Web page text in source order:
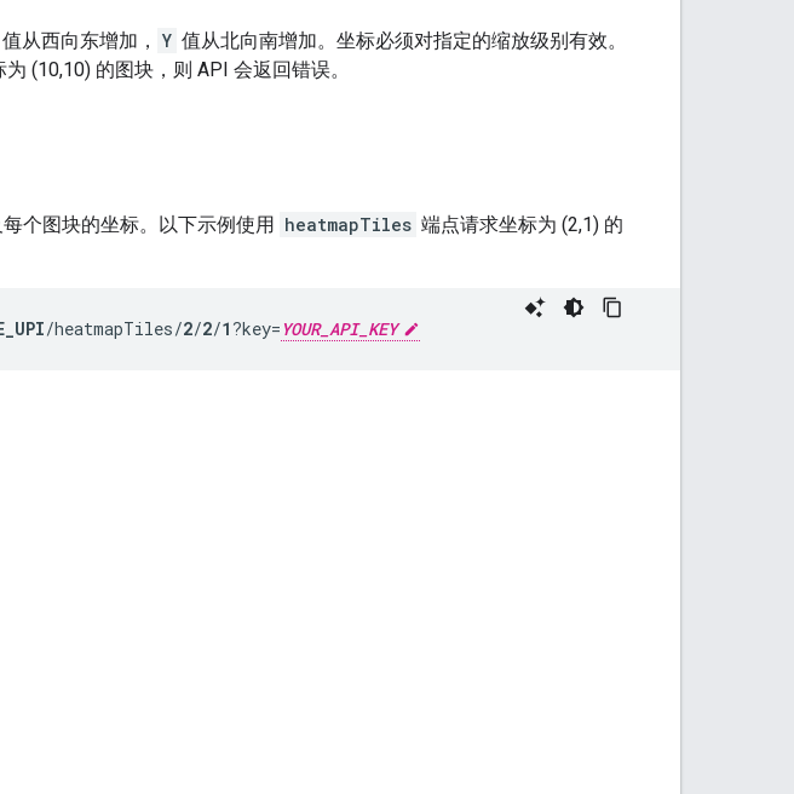
值从西向东增加， Y 值从北向南增加。坐标必须对指定的缩放级别有效。
(10,10) 的图块，则 API 会返回错误。
个图块的坐标。以下示例使用 heatmapTiles 端点请求坐标为 (2,1) 的
/heatmapTiles/2/2/1 ?key= YOUR_API_KEY